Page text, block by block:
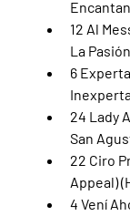
12 Al
La
6
24 Lady
San
22 Ciro
Appeal)
4 Vení